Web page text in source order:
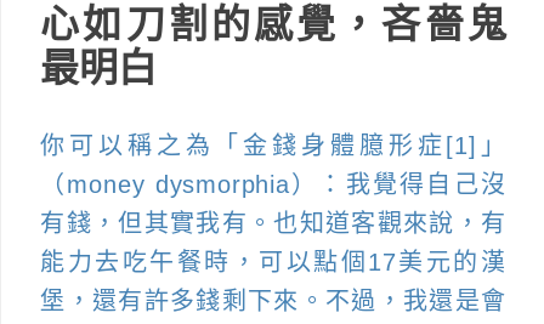
心如刀割的感覺，吝嗇鬼
最明白
你可以稱之為「金錢身體臆形症[1]」
（money dysmorphia）：我覺得自己沒
有錢，但其實我有。也知道客觀來說，有
能力去吃午餐時，可以點個17美元的漢
堡，還有許多錢剩下來。不過，我還是會